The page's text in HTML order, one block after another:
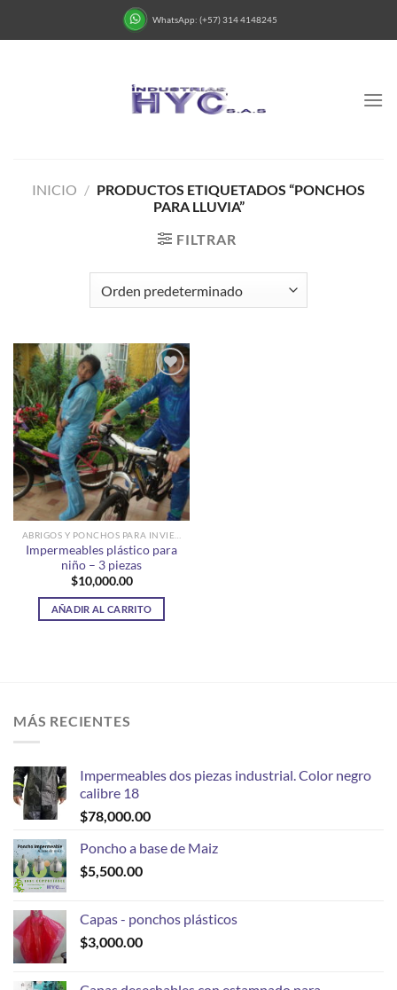
WhatsApp: (+57) 314 4148245
INICIO / PRODUCTOS ETIQUETADOS “PONCHOS
PARA LLUVIA”
FILTRAR
Add to
wishlist
Impermeables plástico para
niño – 3 piezas
$10,000.00
AÑADIR AL CARRITO
MÁS RECIENTES
Impermeables dos piezas industrial. Color negro
calibre 18
$78,000.00
Poncho a base de Maiz
$5,500.00
Capas - ponchos plásticos
$3,000.00